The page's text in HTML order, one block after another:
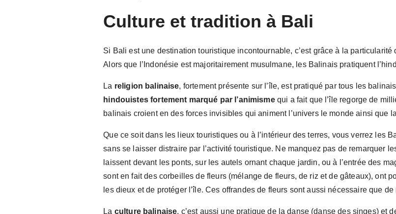
Culture et tradition à Bali
Si Bali est une destination touristique incontournable, c’est grâce à la
Alors que l’Indonésie est majoritairement musulmane, les Balinais pratiquent
La religion balinaise, fortement présente sur l’île, est pratiqué par tous les
hindouistes fortement marqué par l’animismequi a fait que l’île regorge de
balinais croient en des forces invisibles qui animent l’univers le monde ainsi que
Que ce soit dans les lieux touristiques ou à l’intérieur des terres, vous verrez les
sans se laisser distraire par l’activité touristique. Ne manquez pas de remarquer
laissent devant les ponts, sur les autels ornant chaque jardin, ou à l’entrée des
sont en fait des corbeilles de fleurs (mélange de fleurs, de riz et de gâteaux), ont
les dieux et de protéger l’île. Ces offrandes de fleurs sont aussi nécessaire que
La culture balinaise, c’est aussi une pratique de la danse (danse des singes) et